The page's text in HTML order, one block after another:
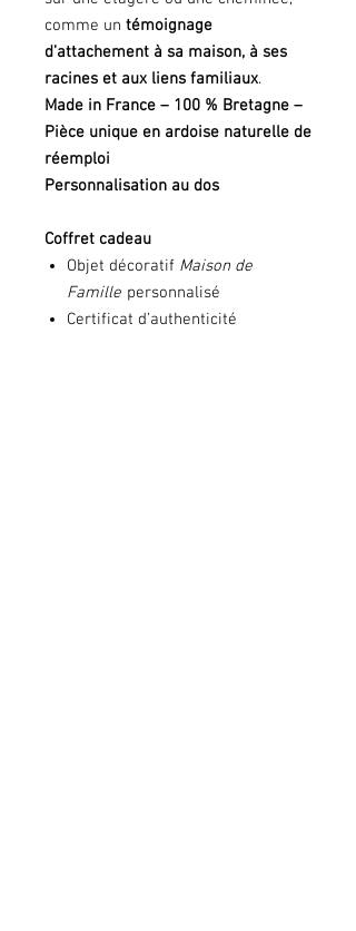
comme un témoignage
d’attachement à sa maison, à ses
racines et aux liens familiaux.
Made in France – 100 % Bretagne –
Pièce unique en ardoise naturelle de
réemploi
Personnalisation au dos
Coffret cadeau
Objet décoratif Maison de
Famille personnalisé
Certificat d’authenticité